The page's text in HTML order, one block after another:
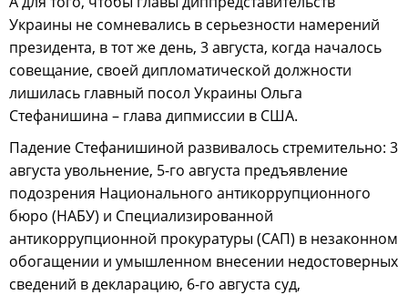
Украины не сомневались в серьезности намерений
президента, в тот же день, 3 августа, когда началось
совещание, своей дипломатической должности
лишилась главный посол Украины Ольга
Стефанишина – глава дипмиссии в США.
Падение Стефанишиной развивалось стремительно: 3
августа увольнение, 5-го августа предъявление
подозрения Национального антикоррупционного
бюро (НАБУ) и Специализированной
антикоррупционной прокуратуры (САП) в незаконном
обогащении и умышленном внесении недостоверных
сведений в декларацию, 6-го августа суд,